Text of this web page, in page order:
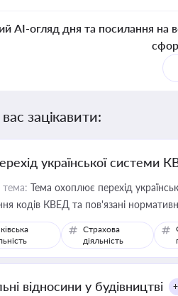
AI-огляд дня та посилання на
зацікавити:
української системи
Тема охоплює перехід
кодів КВЕД та пов'язані
Страхова
діяльність
відносини у будівництві